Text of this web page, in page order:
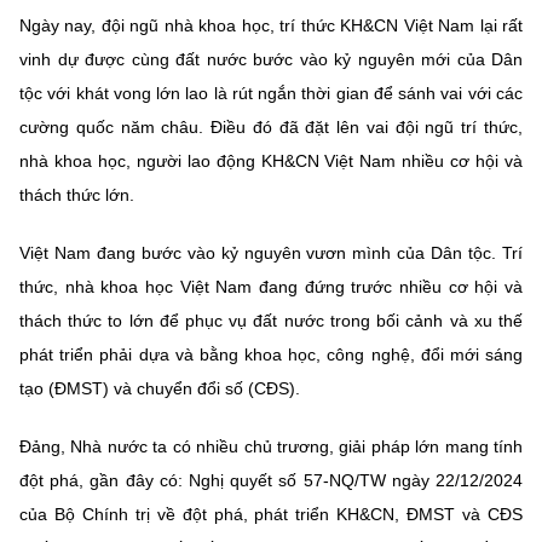
Ngày nay, đội ngũ nhà khoa học, trí thức KH&CN Việt Nam lại rất
vinh dự được cùng đất nước bước vào kỷ nguyên mới của Dân
tộc với khát vong lớn lao là rút ngắn thời gian để sánh vai với các
cường quốc năm châu. Điều đó đã đặt lên vai đội ngũ trí thức,
nhà khoa học, người lao động KH&CN Việt Nam nhiều cơ hội và
thách thức lớn.
Việt Nam đang bước vào kỷ nguyên vươn mình của Dân tộc. Trí
thức, nhà khoa học Việt Nam đang đứng trước nhiều cơ hội và
thách thức to lớn để phục vụ đất nước trong bối cảnh và xu thế
phát triển phải dựa và bằng khoa học, công nghệ, đổi mới sáng
tạo (ĐMST) và chuyển đổi số (CĐS).
Đảng, Nhà nước ta có nhiều chủ trương, giải pháp lớn mang tính
đột phá, gần đây có: Nghị quyết số 57-NQ/TW ngày 22/12/2024
của Bộ Chính trị về đột phá, phát triển KH&CN, ĐMST và CĐS